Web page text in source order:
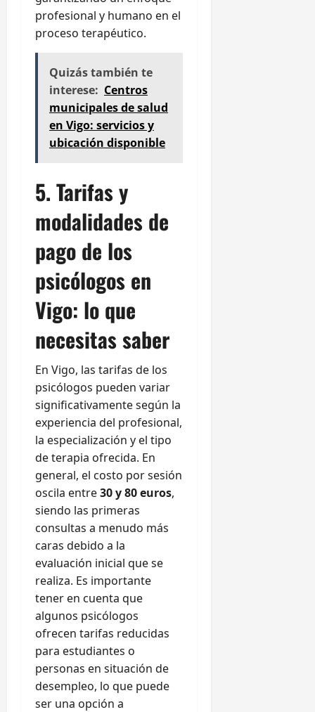
profesional y humano en el
proceso terapéutico.
Quizás también te
interese: Centros
municipales de salud
en Vigo: servicios y
ubicación disponible
5. Tarifas y
modalidades de
pago de los
psicólogos en
Vigo: lo que
necesitas saber
En Vigo, las tarifas de los
psicólogos pueden variar
significativamente según la
experiencia del profesional,
la especialización y el tipo
de terapia ofrecida. En
general, el costo por sesión
oscila entre30 y 80 euros,
siendo las primeras
consultas a menudo más
caras debido a la
evaluación inicial que se
realiza. Es importante
tener en cuenta que
algunos psicólogos
ofrecen tarifas reducidas
para estudiantes o
personas en situación de
desempleo, lo que puede
ser una opción a